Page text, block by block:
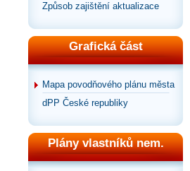
Způsob zajištění aktualizace
Grafická část
Mapa povodňového plánu města
dPP České republiky
Plány vlastníků nem.